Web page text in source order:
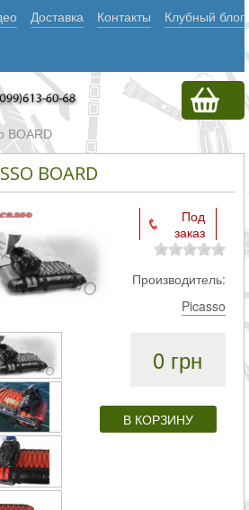
Доставка Контакты Клубный блог
BOARD
BOARD
Под
заказ
Производитель:
Picasso
0 грн